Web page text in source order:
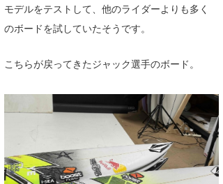
モデルをテストして、他のライダーよりも多く
のボードを試していたそうです。
こちらが戻ってきたジャック選手のボード。